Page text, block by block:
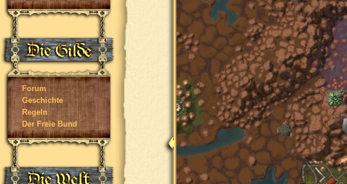
Forum
Geschichte
Regeln
Der Freie Bund